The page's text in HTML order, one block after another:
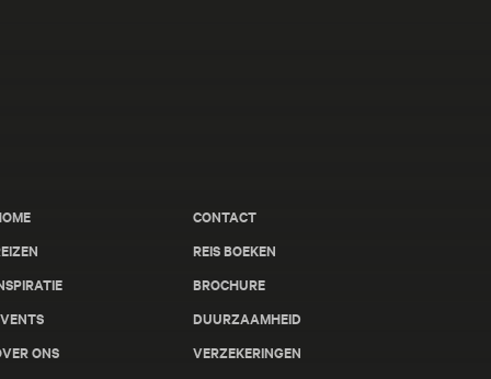
ONS
CONTACT
REIS BOEKEN
BROCHURE
DUURZAAMHEID
VERZEKERINGEN